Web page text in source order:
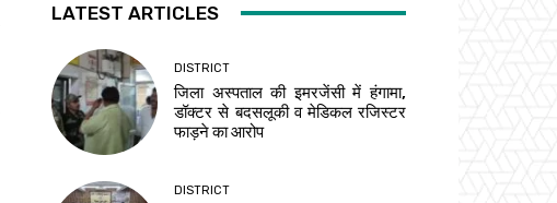
LATEST ARTICLES
DISTRICT
जिला अस्पताल की इमरजेंसी में हंगामा,
डॉक्टर से बदसलूकी व मेडिकल रजिस्टर
फाड़ने का आरोप
DISTRICT